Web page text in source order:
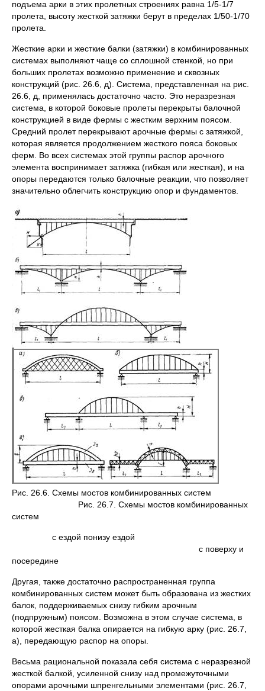
подъема арки в этих пролетных строениях равна 1/5-1/7
пролета, высоту жесткой за­тяжки берут в пределах 1/50-1/70
пролета.
Жесткие арки и жесткие балки (затяжки) в комбинированных
системах выполняют чаще со сплошной стенкой, но при
больших пролетах возможно применение и сквозных
конструкций (рис. 26.6, д). Система, представленная на рис.
26.6, д, применялась достаточ­но часто. Это неразрезная
система, в которой боковые пролеты пе­рекрыты балочной
конструкцией в виде фермы с жестким верхним поясом.
Средний пролет перекрывают арочные фермы с затяжкой,
которая является продолжением жесткого пояса боковых
ферм. Во всех системах этой группы распор арочного
элемента воспринимает затяжка (гибкая или жесткая), и на
опоры переда­ются только балочные реакции, что позволяет
значительно облег­чить конструкцию опор и фундаментов.
Рис. 26.6. Схемы мостов комбинированных систем
Рис. 26.7. Схемы мостов комбинированных
систем
с ездой понизу ездой
с поверху и
посередине
Другая, также достаточно распространенная группа
комбини­рованных систем может быть образована из жестких
балок, под­держиваемых снизу гибким арочным
(подпружным) поясом. Воз­можна в этом случае система, в
которой жесткая балка опирается на гибкую арку (рис. 26.7,
а), передающую распор на опоры.
Весьма рациональной показала себя система с неразрезной
жесткой балкой, усиленной снизу над промежуточными
опорами арочными шпренгельными элементами (рис. 26.7,